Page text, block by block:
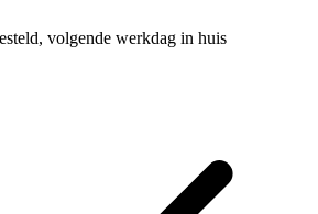
volgende werkdag in huis